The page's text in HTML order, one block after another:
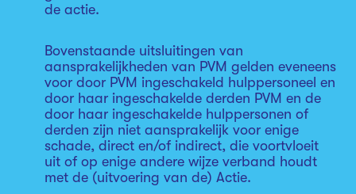
de actie.
Bovenstaande uitsluitingen van
aansprakelijkheden van PVM gelden eveneens
voor door PVM ingeschakeld hulppersoneel en
door haar ingeschakelde derden PVM en de
door haar ingeschakelde hulppersonen of
derden zijn niet aansprakelijk voor enige
schade, direct en/of indirect, die voortvloeit
uit of op enige andere wijze verband houdt
met de (uitvoering van de) Actie.